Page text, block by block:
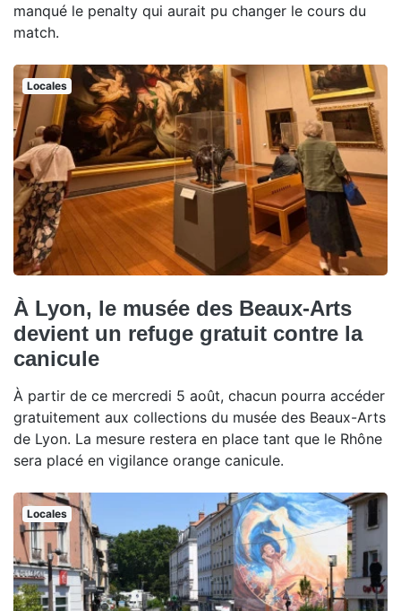
manqué le penalty qui aurait pu changer le cours du
match.
Locales
À Lyon, le musée des Beaux-Arts
devient un refuge gratuit contre la
canicule
À partir de ce mercredi 5 août, chacun pourra accéder
gratuitement aux collections du musée des Beaux-Arts
de Lyon. La mesure restera en place tant que le Rhône
sera placé en vigilance orange canicule.
Locales